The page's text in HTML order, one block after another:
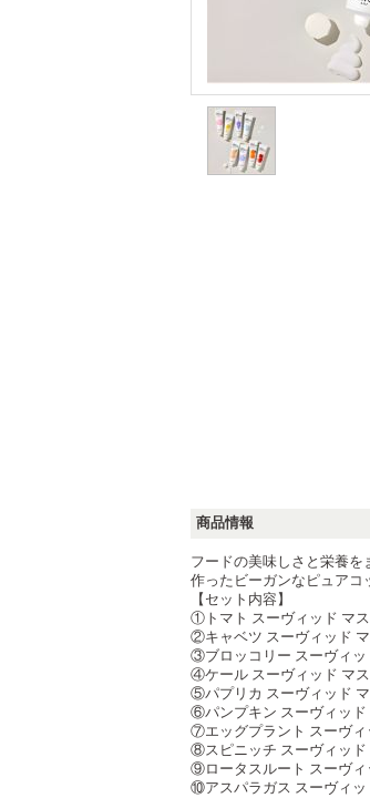
商品情報
フードの美味しさと栄養
作ったビーガンなピュアコ
【セット内容】
①トマト スーヴィッド マス
②キャベツ スーヴィッド マ
③ブロッコリー スーヴィッ
④ケール スーヴィッド マス
⑤パプリカ スーヴィッド マ
⑥パンプキン スーヴィッド
⑦エッグプラント スーヴィ
⑧スピニッチ スーヴィッド
⑨ロータスルート スーヴィ
⑩アスパラガス スーヴィッ